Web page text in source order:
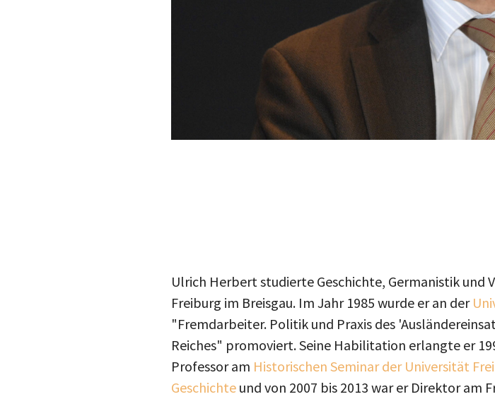
Ulrich Herbert studierte Geschichte, Germanistik und
Freiburg im Breisgau. Im Jahr 1985 wurde er an der
"Fremdarbeiter. Politik und Praxis des
Reiches" promoviert. Seine Habilitation erlangte er
Professor am Historischen Seminar der Universität
Geschichte und von 2007 bis 2013 war er Direktor am